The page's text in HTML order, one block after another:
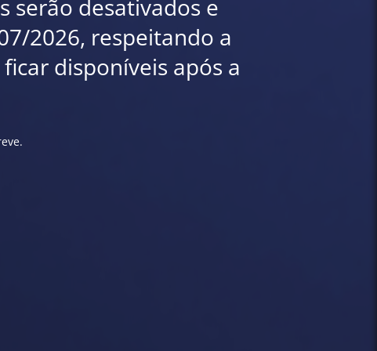
serão desativados e
2026, respeitando a
disponíveis após a